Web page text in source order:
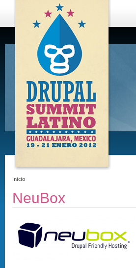
DRUPAL
SUMMIT
LATINO,
GUADALAJARA
2012
Inicio
NeuBox